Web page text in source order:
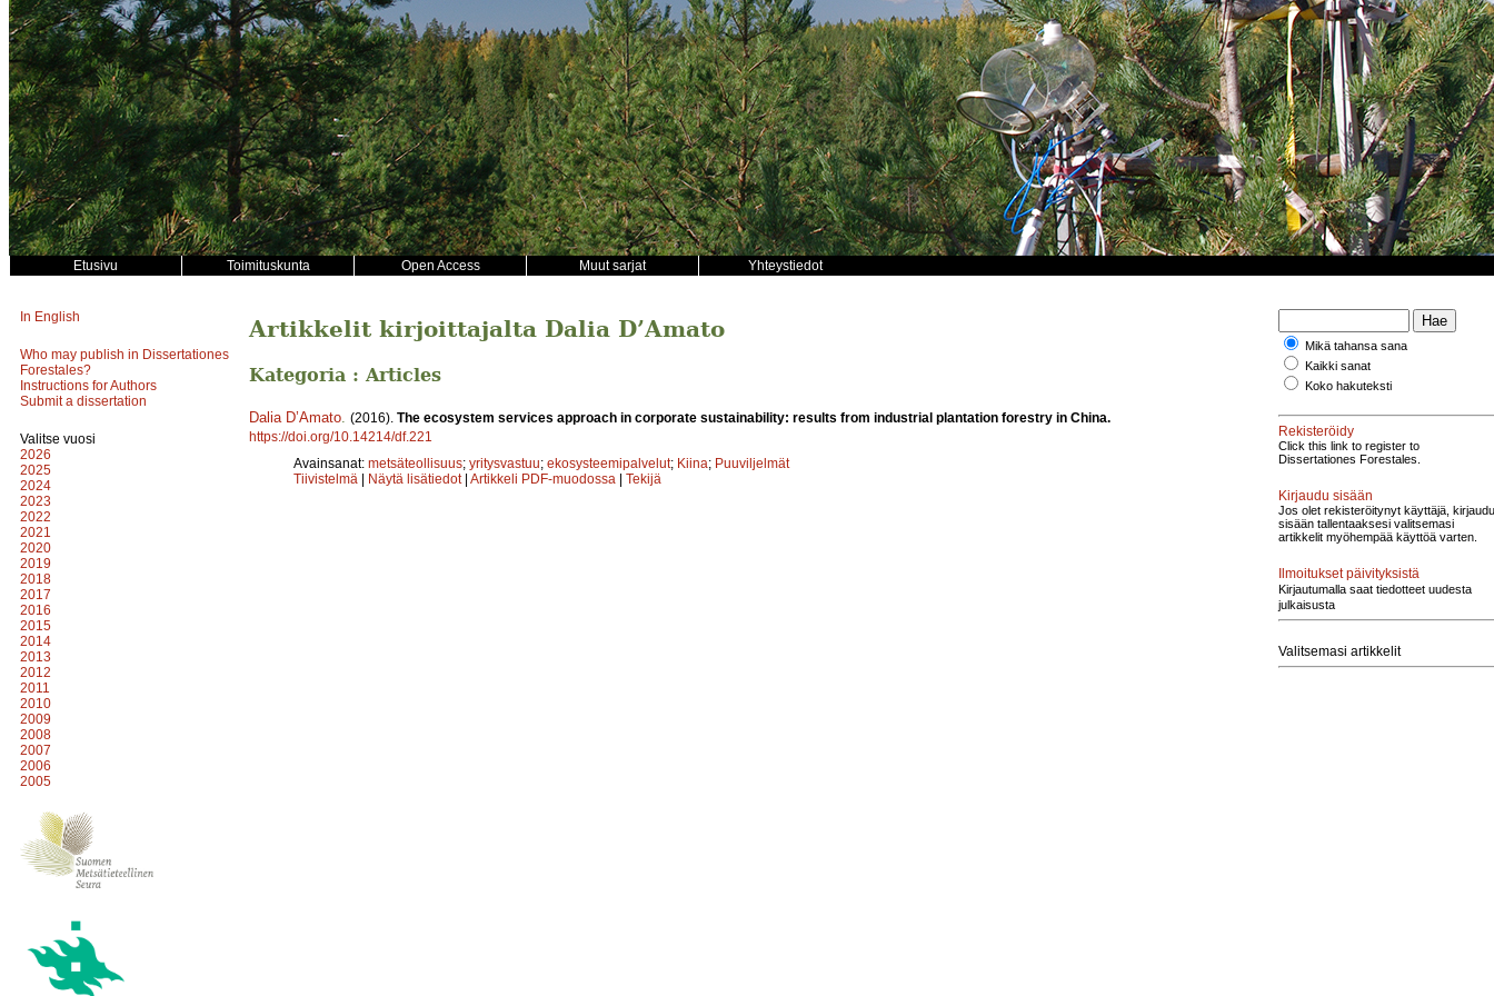
Etusivu Toimituskunta Open Access Muut sarjat Yhteystiedot
In English
Who may publish in Dissertationes
Forestales?
Instructions for Authors
Submit a dissertation
Valitse vuosi
2026
2025
2024
2023
2022
2021
2020
2019
2018
2017
2016
2015
2014
2013
2012
2011
2010
2009
2008
2007
2006
2005
Artikkelit kirjoittajalta Dalia D’Amato
Kategoria : Articles
Dalia D’Amato (2016). The ecosystem services approach in corporate sustainability: results from industrial plantation forestry in China.
https://doi.org/10.14214/df.221
Avainsanat: metsäteollisuus; yritysvastuu; ekosysteemipalvelut; Kiina; Puuviljelmät
Tiivistelmä | Näytä lisätiedot | Artikkeli PDF-muodossa | Tekijä
Mikä tahansa sana
Kaikki sanat
Koko hakuteksti
Rekisteröidy
Click this link to register to
Dissertationes Forestales.
Kirjaudu sisään
Jos olet rekisteröitynyt käyttäjä, kirjaudu
sisään tallentaaksesi valitsemasi
artikkelit myöhempää käyttöä varten.
Ilmoitukset päivityksistä
Kirjautumalla saat tiedotteet uudesta
julkaisusta
Valitsemasi artikkelit